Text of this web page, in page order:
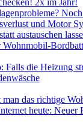
und Motor
austauschen
Wohnmobil-
Falls die Heizung
man das richtige
heute: Neuer